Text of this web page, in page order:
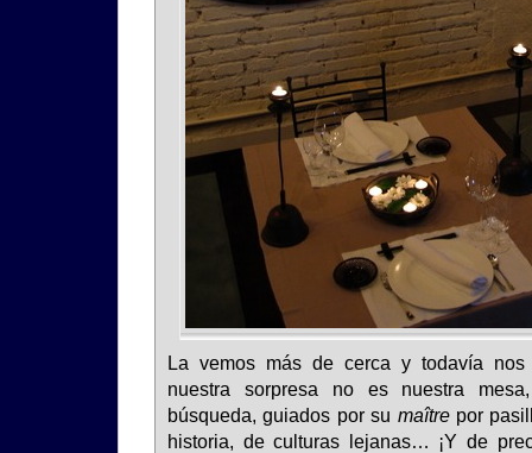
La vemos más de cerca y todavía
nuestra sorpresa no es nuestra
búsqueda, guiados por su maîtrepor
historia, de culturas lejanas… ¡Y de